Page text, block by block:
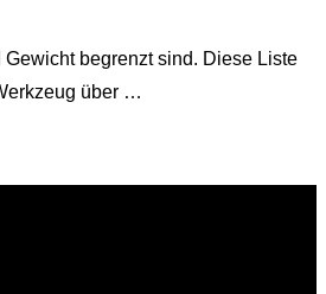
begrenzt sind. Diese Liste
über …